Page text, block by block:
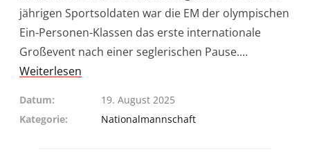
jährigen Sportsoldaten war die EM der olympischen
Ein-Personen-Klassen das erste internationale
Großevent nach einer seglerischen Pause.…
Weiterlesen
Datum
19. August 2025
Kategorie
Nationalmannschaft